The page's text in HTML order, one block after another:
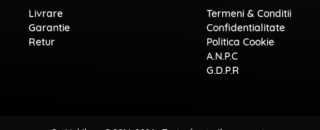
Livrare
Garantie
Retur
Termeni & Conditii
Confidentialitate
Politica Cookie
A.N.P.C
G.D.P.R